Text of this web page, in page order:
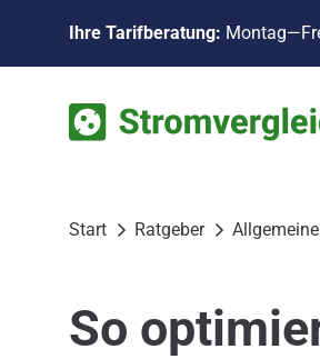
Ihre Tarifberatung:
Start Ratgeber
So